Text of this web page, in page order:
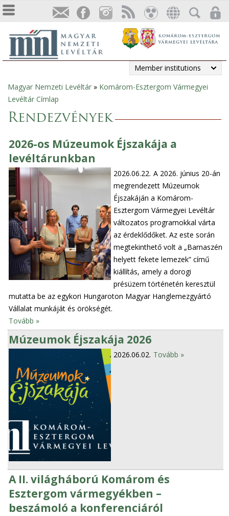
Member institutions
You
are
Magyar Nemzeti Levéltár » Komárom-Esztergom Vármegyei
Levéltár Címlap
Rendezvények
2026-os Múzeumok Éjszakája a
levéltárunkban
2026.06.22. A 2026. június 20-án
megrendezett Múzeumok
Éjszakáján a Komárom-
Esztergom Vármegyei Levéltár
változatos programokkal várta
az érdeklődőket. Az este során
megtekinthető volt a „Barnaszén
helyett fekete lemezek” című
kiállítás, amely a dorogi
présüzem történetén keresztül
mutatta be az egykori Hungaroton Magyar Hanglemezgyártó
Vállalat munkáját és örökségét.
Tovább »
Múzeumok Éjszakája 2026
2026.06.02. Tovább »
A II. világháború Komárom és
Esztergom vármegyékben –
beszámoló a konferenciáról